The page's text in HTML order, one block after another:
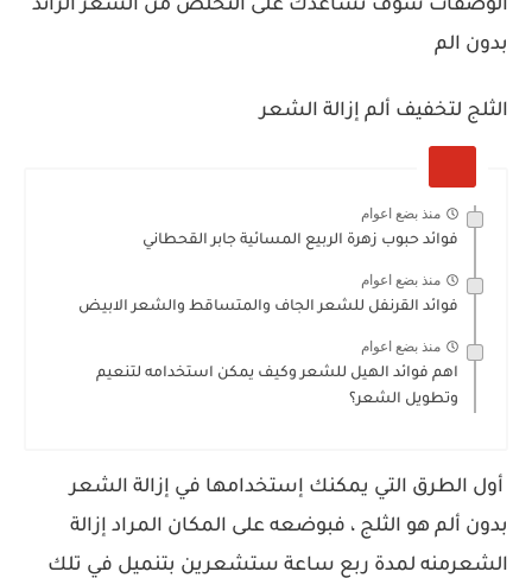
الوصفات سوف تساعدك على التخلص من الشعر الزائد
بدون الم
الثلج لتخفيف ألم إزالة الشعر
منذ بضع اعوام
فوائد حبوب زهرة الربيع المسائية جابر القحطاني
منذ بضع اعوام
فوائد القرنفل للشعر الجاف والمتساقط والشعر الابيض
منذ بضع اعوام
اهم فوائد الهيل للشعر وكيف يمكن استخدامه لتنعيم
وتطويل الشعر؟
أول الطرق التي يمكنك إستخدامها في إزالة الشعر
بدون ألم هو الثلج ، فبوضعه على المكان المراد إزالة
الشعرمنه لمدة ربع ساعة ستشعرين بتنميل في تلك